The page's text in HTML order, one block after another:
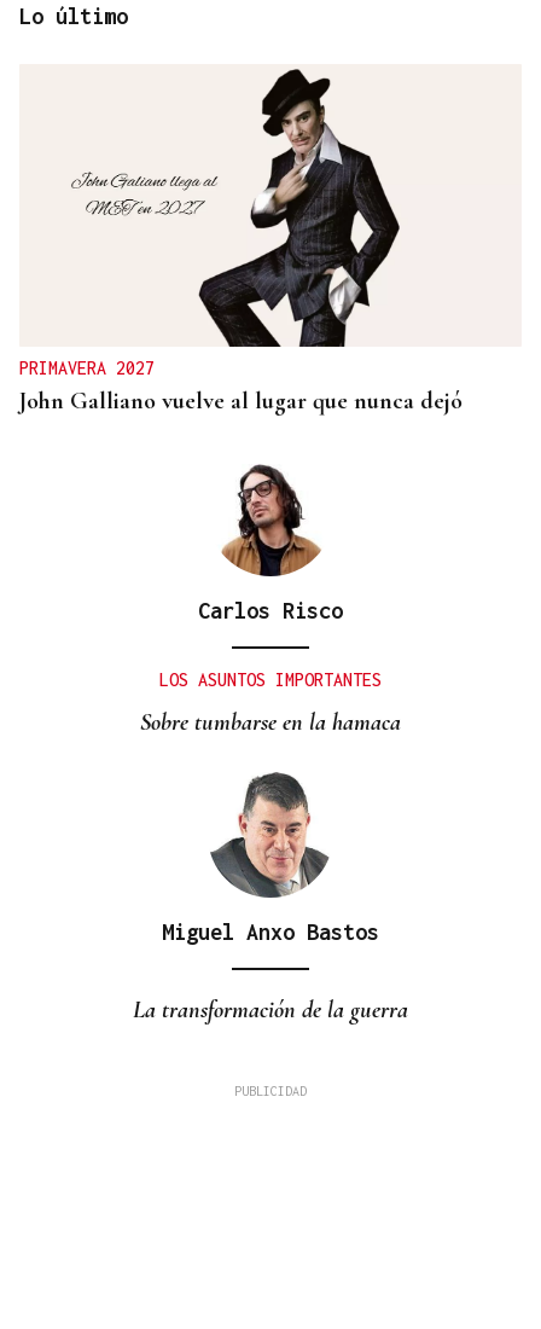
Donald Trump deberá pedir permiso al Congreso
para construir el salón de baile en la Casa Blanca
Lo último
PRIMAVERA 2027
John Galliano vuelve al lugar que nunca dejó
Carlos Risco
LOS ASUNTOS IMPORTANTES
Sobre tumbarse en la hamaca
Miguel Anxo Bastos
La transformación de la guerra